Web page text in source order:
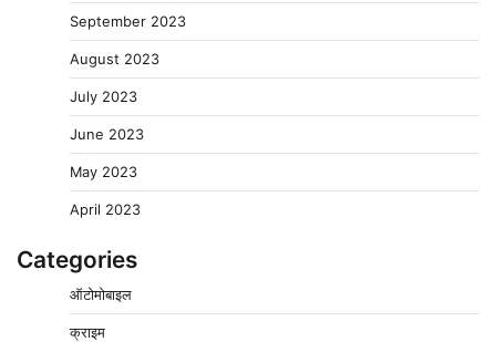
September 2023
August 2023
July 2023
June 2023
May 2023
April 2023
Categories
ऑटोमोबाइल
क्राइम